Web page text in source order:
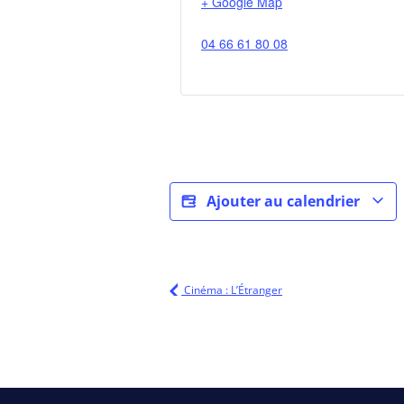
04 66 61 80 08
Ajouter au calendrier
Cinéma : L’Étranger